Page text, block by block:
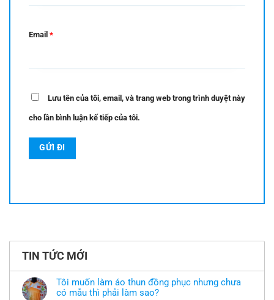
Email *
Lưu tên của tôi, email, và trang web trong trình duyệt này
cho lần bình luận kế tiếp của tôi.
TIN TỨC MỚI
Tôi muốn làm áo thun đồng phục nhưng chưa
có mẫu thì phải làm sao?